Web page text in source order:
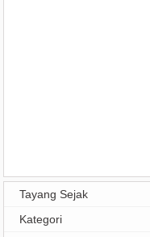
Tayang Sejak
Kategori